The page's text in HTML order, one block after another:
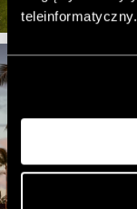
teleinformatyczny.